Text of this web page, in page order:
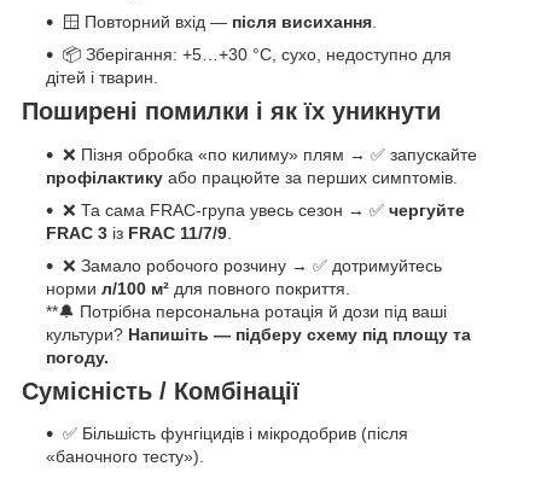
🪟 Повторний вхід — після висихання
📦 Зберігання: +5…+30 °C, сухо, недоступно для
дітей і тварин.
Поширені помилки і як їх уникнути
❌ Пізня обробка «по килиму» плям → ✅ запускайте
профілактику або працюйте за перших симптомів.
❌ Та сама FRAC-група увесь сезон → ✅ чергуйте
FRAC 3 із FRAC 11/7/9
❌ Замало робочого розчину → ✅ дотримуйтесь
норми л/100 м² для повного покриття.
**🔔 Потрібна персональна ротація й дози під ваші
культури? Напишіть — підберу схему під площу та
погоду.
Сумісність / Комбінації
✅ Більшість фунгіцидів і мікродобрив (після
«баночного тесту»).